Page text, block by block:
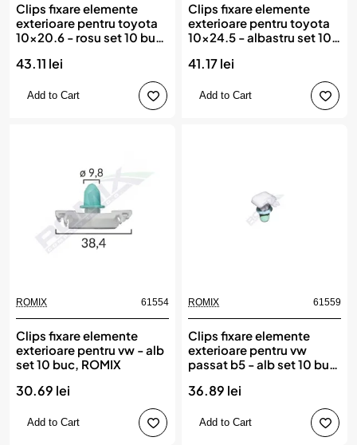
Clips fixare elemente
exterioare pentru toyota
10x20.6 - rosu set 10 buc,
43.11 lei
Add to Cart
Clips fixare elemente
exterioare pentru toyota
10x24.5 - albastru set 10
41.17 lei
Add to Cart
ROMIX 61554
Clips fixare elemente
exterioare pentru vw - alb
set 10 buc, ROMIX
30.69 lei
Add to Cart
ROMIX 61559
Clips fixare elemente
exterioare pentru vw
passat b5 - alb set 10 buc,
36.89 lei
Add to Cart